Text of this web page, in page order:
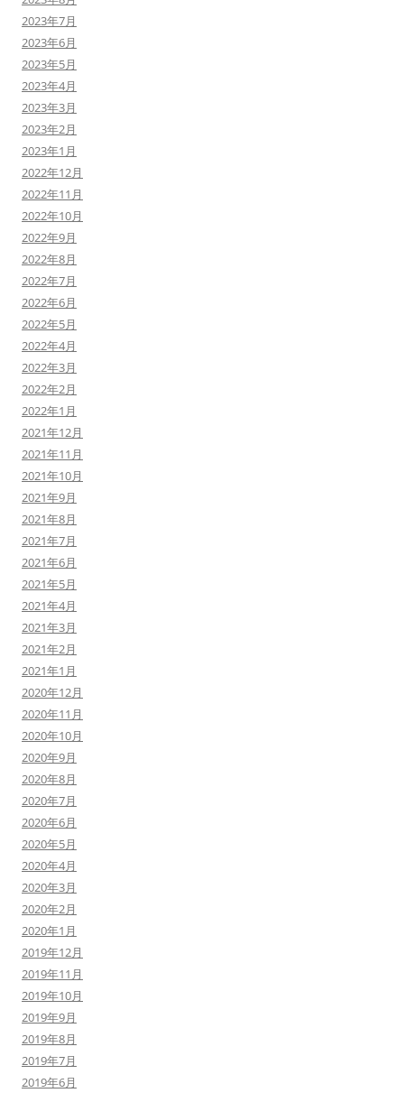
2023年7月
2023年6月
2023年5月
2023年4月
2023年3月
2023年2月
2023年1月
2022年12月
2022年11月
2022年10月
2022年9月
2022年8月
2022年7月
2022年6月
2022年5月
2022年4月
2022年3月
2022年2月
2022年1月
2021年12月
2021年11月
2021年10月
2021年9月
2021年8月
2021年7月
2021年6月
2021年5月
2021年4月
2021年3月
2021年2月
2021年1月
2020年12月
2020年11月
2020年10月
2020年9月
2020年8月
2020年7月
2020年6月
2020年5月
2020年4月
2020年3月
2020年2月
2020年1月
2019年12月
2019年11月
2019年10月
2019年9月
2019年8月
2019年7月
2019年6月